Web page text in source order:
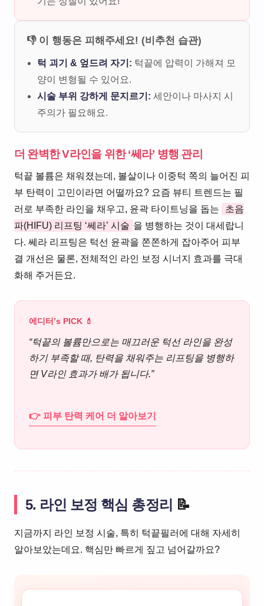
👎 이 행동은 피해주세요! (비추천 습관)
턱 괴기 & 엎드려 자기: 턱끝에 압력이 가해져 모
양이 변형될 수 있어요.
시술 부위 강하게 문지르기: 세안이나 마사지 시
주의가 필요해요.
더 완벽한 V라인을 위한 ‘쎄라’ 병행 관리
턱끝 볼륨은 채워졌는데, 볼살이나 이중턱 쪽의 늘어진 피
부 탄력이 고민이라면 어떨까요? 요즘 뷰티 트렌드는 필
러로 부족한 라인을 채우고, 윤곽 타이트닝을 돕는
초음
파(HIFU) 리프팅 ‘쎄라’ 시술 을 병행하는 것이 대세랍니
다. 쎄라 리프팅은 턱선 윤곽을 쫀쫀하게 잡아주어 피부
결 개선은 물론, 전체적인 라인 보정 시너지 효과를 극대
화해 주거든요.
에디터’s PICK 💄
“턱끝의 볼륨만으로는 매끄러운 턱선 라인을 완성
하기 부족할 때, 탄력을 채워주는 리프팅을 병행하
면 V라인 효과가 배가 됩니다.”
👉 피부 탄력 케어 더 알아보기
5. 라인 보정 핵심 총정리 📝
지금까지 라인 보정 시술, 특히 턱끝필러에 대해 자세히
알아보았는데요. 핵심만 빠르게 짚고 넘어갈까요?